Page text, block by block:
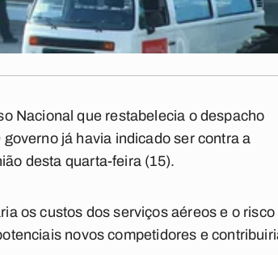
Nacional que restabelecia o despacho
já havia indicado ser contra a
desta quarta-feira (15).
os custos dos serviços aéreos e o risco
novos competidores e